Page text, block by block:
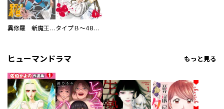
異修羅 新魔王戦争 タイプＢ～48時間後、致死率100％～【単話】
ヒューマンドラマ もっと見る